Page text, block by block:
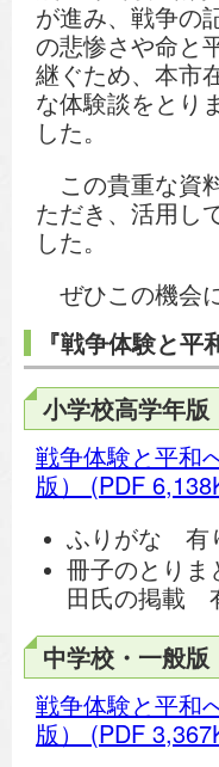
が進み、戦争の
の悲惨さや命と
継ぐため、本市
な体験談をとり
した。
この貴重な資
ただき、活用し
した。
ぜひこの機会
『戦争体験と
小学校高学年版
戦争体験と平和
版）
(PDF
ふりがな 有
冊子のとりま
田氏の掲載
中学校・一般版
戦争体験と平和
版）
(PDF